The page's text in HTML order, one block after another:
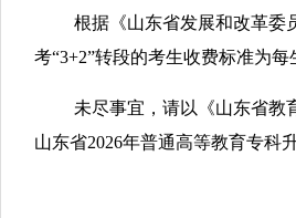
根据《山东省发展和改革委
考“3+2”转段的考生收费标准为
未尽事宜，请以《山东省教
山东省2026年普通高等教育专科